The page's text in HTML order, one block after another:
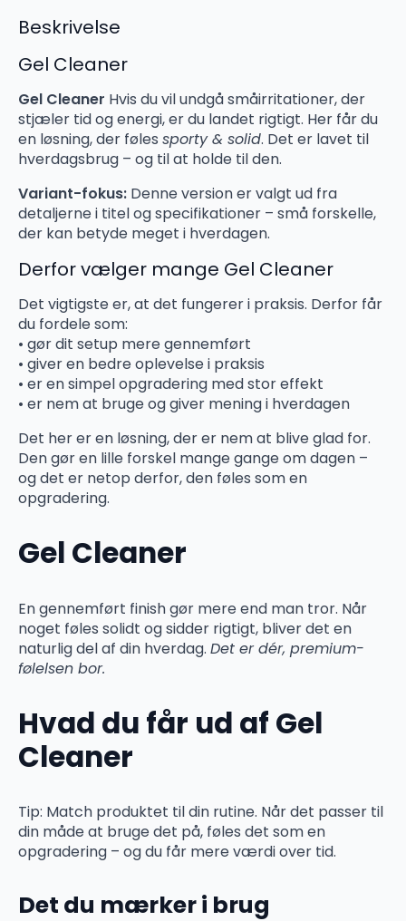
Beskrivelse
Gel Cleaner
Gel Cleaner Hvis du vil undgå småirritationer, der
stjæler tid og energi, er du landet rigtigt. Her får du
en løsning, der føles sporty & solid. Det er lavet til
hverdagsbrug – og til at holde til den.
Variant-fokus: Denne version er valgt ud fra
detaljerne i titel og specifikationer – små forskelle,
der kan betyde meget i hverdagen.
Derfor vælger mange Gel Cleaner
Det vigtigste er, at det fungerer i praksis. Derfor får
du fordele som:
• gør dit setup mere gennemført
• giver en bedre oplevelse i praksis
• er en simpel opgradering med stor effekt
• er nem at bruge og giver mening i hverdagen
Det her er en løsning, der er nem at blive glad for.
Den gør en lille forskel mange gange om dagen –
og det er netop derfor, den føles som en
opgradering.
Gel Cleaner
En gennemført finish gør mere end man tror. Når
noget føles solidt og sidder rigtigt, bliver det en
naturlig del af din hverdag. Det er dér, premium-
følelsen bor.
Hvad du får ud af Gel
Cleaner
Tip: Match produktet til din rutine. Når det passer til
din måde at bruge det på, føles det som en
opgradering – og du får mere værdi over tid.
Det du mærker i brug